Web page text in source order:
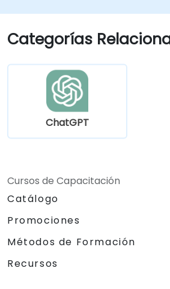
ChatGPT.
Crear modelos
ChatGPT para casos de
Categorías
ChatGPT
Cursos de Capacitación
Catálogo
Promociones
Métodos de Formación
Recursos